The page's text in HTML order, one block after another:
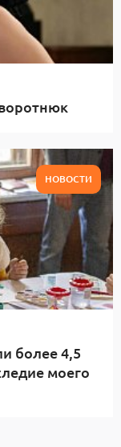
НОВОСТИ
более 4,5
моего